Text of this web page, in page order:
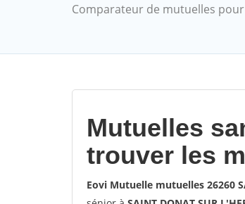
Comparateur de mutuelles
Mutuelles
trouver les
Eovi Mutuelle mutuelles 26260